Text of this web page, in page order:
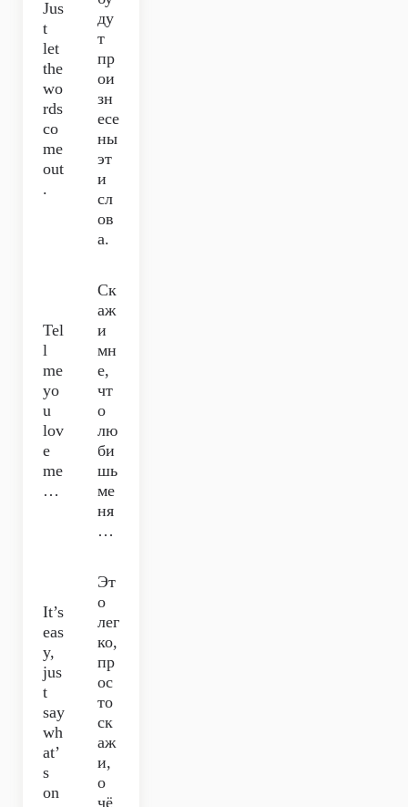
Jus
t
let
the
wo
rds
co
me
out
.
ду
т
пр
ои
зн
есе
ны
эт
и
сл
ов
а.
Tel
l
me
yo
u
lov
e
me
…
Ск
аж
и
мн
е,
чт
о
лю
би
шь
ме
ня
…
It’s
eas
y,
jus
t
say
wh
at’
s
on
Эт
о
лег
ко,
пр
ос
то
ск
аж
и,
о
чё